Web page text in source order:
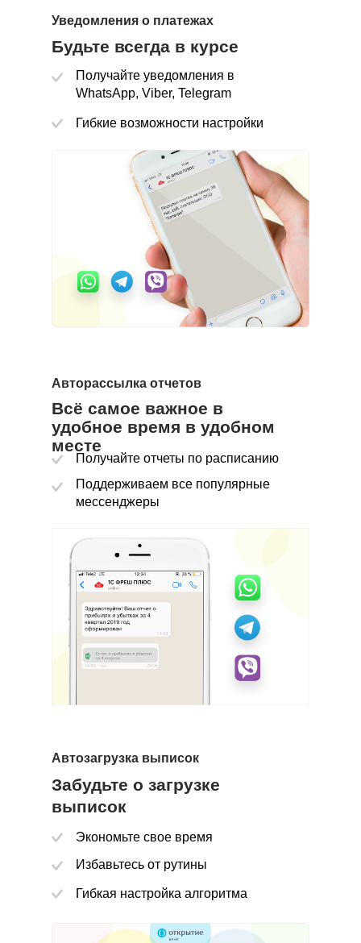
Все для финансового
планирования в одном
месте
Следите за динамикой налоговых выплат
Подключайте ваши мессенджеры и
Уведомления о платежах
Будьте всегда в курсе
уведомления о платежах, которые имеют
для вас и вашей компании
пропускайте ни одного важного для вас события
e-mail, WhatsApp, Viber и Telegram
возможности настройки, в т.ч. по сумме платежа
контрагенту
Получайте уведомления в
WhatsApp, Viber, Telegram
Гибкие возможности настройки
нет необходимости заходить в 1С для
Получайте отчеты по расписанию
Поддерживаем все популярные
мессенджеры
Авторассылка отчетов
Всё самое важное в
удобное время в удобном
месте
Автозагрузка выписок
Забудьте о загрузке
выписок
Экономьте свое время
Избавьтесь от рутины
Гибкая настройка алгоритма